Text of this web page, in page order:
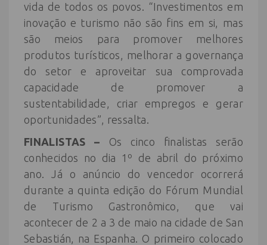
vida de todos os povos. “Investimentos em
inovação e turismo não são fins em si, mas
são meios para promover melhores
produtos turísticos, melhorar a governança
do setor e aproveitar sua comprovada
capacidade de promover a
sustentabilidade, criar empregos e gerar
oportunidades”, ressalta.
FINALISTAS – Os cinco finalistas serão
conhecidos no dia 1º de abril do próximo
ano. Já o anúncio do vencedor ocorrerá
durante a quinta edição do Fórum Mundial
de Turismo Gastronômico, que vai
acontecer de 2 a 3 de maio na cidade de San
Sebastián, na Espanha. O primeiro colocado